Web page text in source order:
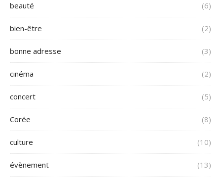
beauté (6)
bien-être (2)
bonne adresse (3)
cinéma (2)
concert (5)
Corée (8)
culture (10)
évènement (13)